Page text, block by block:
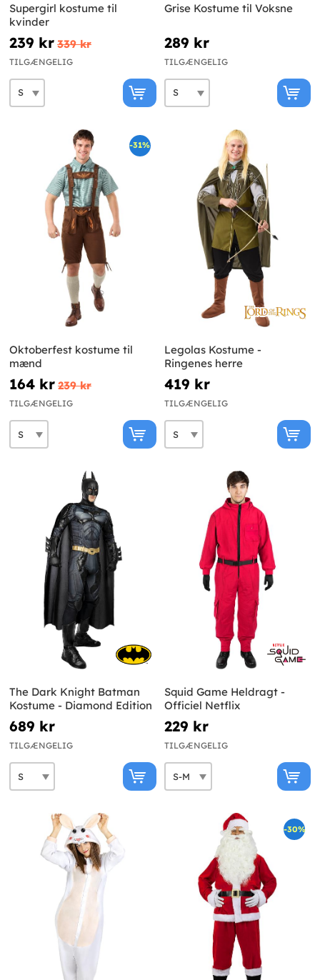
Supergirl kostume til
kvinder
239 kr 339 kr
TILGÆNGELIG
Grise Kostume til Voksne
289 kr
TILGÆNGELIG
-31%
Oktoberfest kostume til
mænd
164 kr 239 kr
TILGÆNGELIG
Legolas Kostume -
Ringenes herre
419 kr
TILGÆNGELIG
The Dark Knight Batman
Kostume - Diamond Edition
689 kr
TILGÆNGELIG
Squid Game Heldragt -
Officiel Netflix
229 kr
TILGÆNGELIG
-30%